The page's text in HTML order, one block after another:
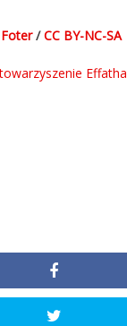
Foter/CC BY-NC-SA
Effatha